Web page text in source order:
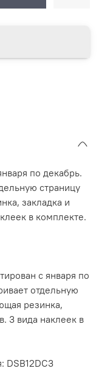
по декабрь.
страницу
закладка и
в комплекте.
с января по
отдельную
резинка,
3 вида наклеек в
DSB12DC3